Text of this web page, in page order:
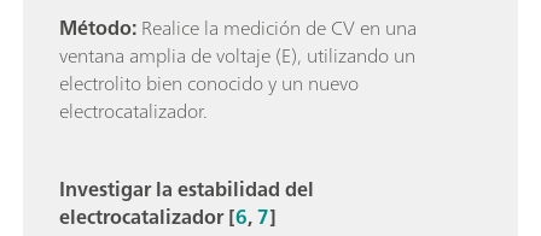
Método:Realice la medición de CV en una
ventana amplia de voltaje (E), utilizando un
electrolito bien conocido y un nuevo
electrocatalizador.
Investigar la estabilidad del
electrocatalizador [6,7]